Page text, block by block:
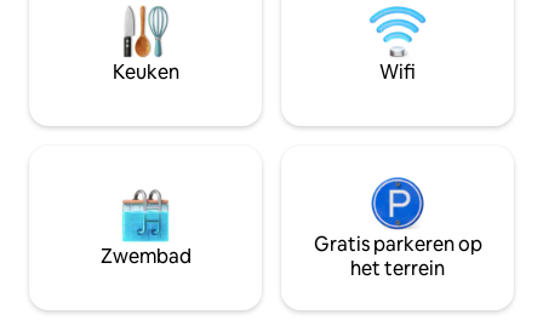
dorp en zijn omgeving te ontdekken.
Perfect voor koppels en individuele
Keuken Wifi
Zwembad
Gratis parkeren op
het terrein